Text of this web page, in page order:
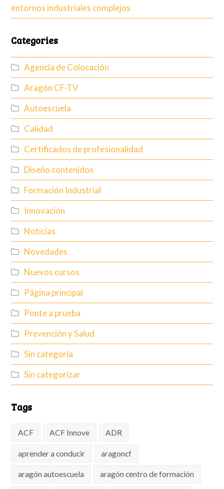
entornos industriales complejos
Categories
Agencia de Colocación
Aragón CF-TV
Autoescuela
Calidad
Certificados de profesionalidad
Diseño contenidos
Formación Industrial
Innovación
Noticias
Novedades
Nuevos cursos
Página principal
Ponte a prueba
Prevención y Salud
Sin categoría
Sin categorizar
Tags
ACF ACF Innove ADR
aprender a conducir aragoncf
aragón autoescuela aragón centro de formación